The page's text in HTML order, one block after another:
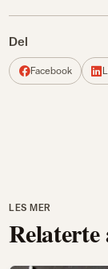
Del
Facebook
LES MER